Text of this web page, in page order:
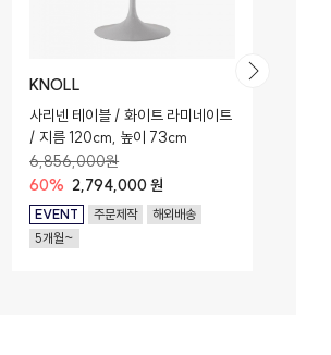
KNOLL
사리넨 테이블 / 화이트 라미네이트
/ 지름 120cm, 높이 73cm
6,856,000원
60% 2,794,000 원
EVENT 주문제작
해외배송
5개월~